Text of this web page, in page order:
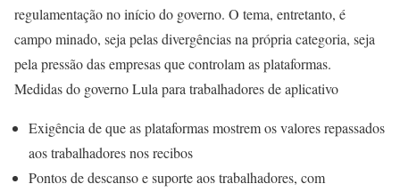
regulamentação no início do governo. O tema, entretanto, é
campo minado, seja pelas divergências na própria categoria, seja
pela pressão das empresas que controlam as plataformas.
Medidas do governo Lula para trabalhadores de aplicativo
Exigência de que as plataformas mostrem os valores repassados
aos trabalhadores nos recibos
Pontos de descanso e suporte aos trabalhadores, com